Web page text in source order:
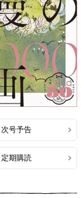
次号予告
定期購読